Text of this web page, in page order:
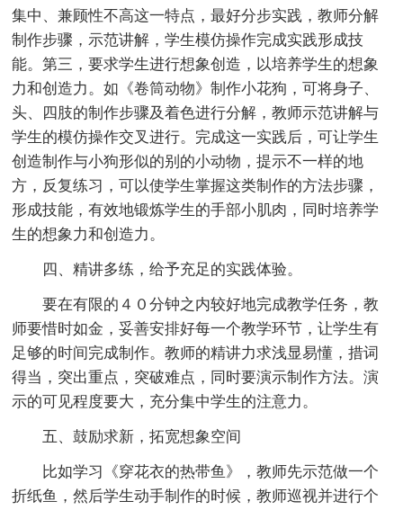
集中、兼顾性不高这一特点，最好分步实践，教师分解
制作步骤，示范讲解，学生模仿操作完成实践形成技
能。第三，要求学生进行想象创造，以培养学生的想象
力和创造力。如《卷筒动物》制作小花狗，可将身子、
头、四肢的制作步骤及着色进行分解，教师示范讲解与
学生的模仿操作交叉进行。完成这一实践后，可让学生
创造制作与小狗形似的别的小动物，提示不一样的地
方，反复练习，可以使学生掌握这类制作的方法步骤，
形成技能，有效地锻炼学生的手部小肌肉，同时培养学
生的想象力和创造力。
四、精讲多练，给予充足的实践体验。
要在有限的４０分钟之内较好地完成教学任务，教
师要惜时如金，妥善安排好每一个教学环节，让学生有
足够的时间完成制作。教师的精讲力求浅显易懂，措词
得当，突出重点，突破难点，同时要演示制作方法。演
示的可见程度要大，充分集中学生的注意力。
五、鼓励求新，拓宽想象空间
比如学习《穿花衣的热带鱼》，教师先示范做一个
折纸鱼，然后学生动手制作的时候，教师巡视并进行个